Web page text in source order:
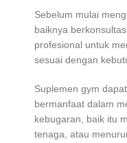
Sebelum mulai
baiknya
profesional untuk
sesuai dengan
Suplemen gym
bermanfaat dalam
kebugaran, baik itu
tenaga, atau